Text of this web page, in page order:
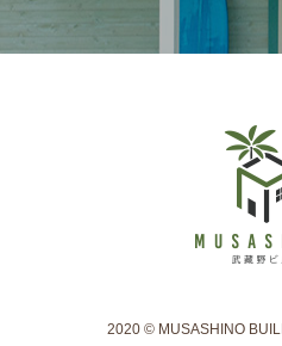
2020 © MUSASHINO